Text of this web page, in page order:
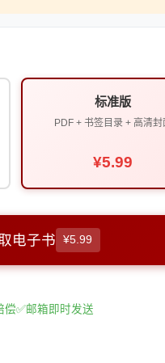
标准版
PDF + 书签目录 + 高清封
¥5.99
电子书 ¥5.99
偿✅邮箱即时发送